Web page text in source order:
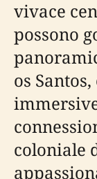
vivace
possono
os
coloniale